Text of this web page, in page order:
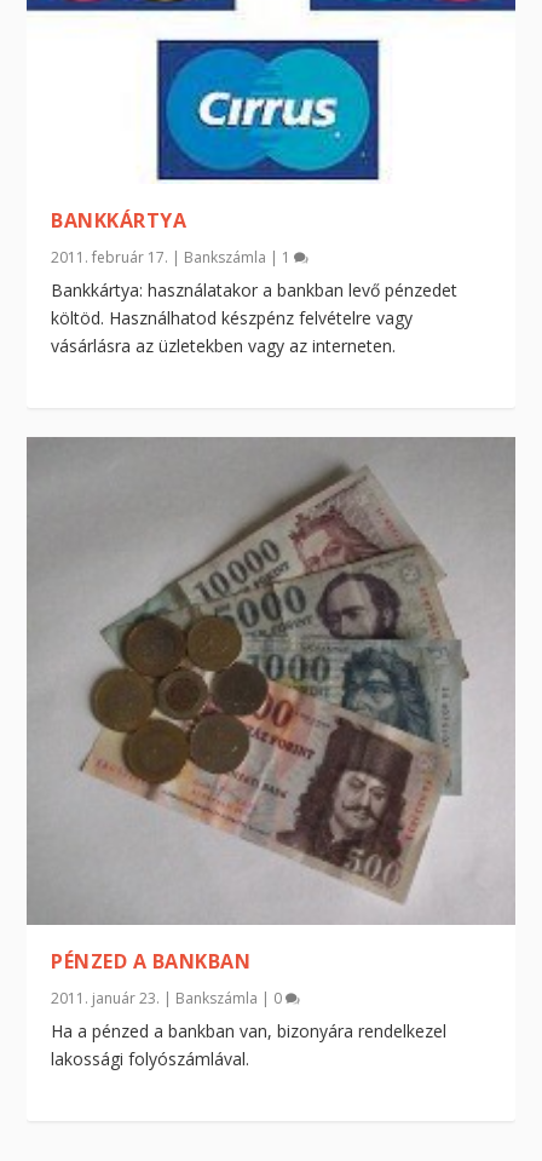
BANKKÁRTYA
2011. február 17. | Bankszámla | 1
Bankkártya: használatakor a bankban levő pénzedet
költöd. Használhatod készpénz felvételre vagy
vásárlásra az üzletekben vagy az interneten.
PÉNZED A BANKBAN
2011. január 23. | Bankszámla | 0
Ha a pénzed a bankban van, bizonyára rendelkezel
lakossági folyószámlával.